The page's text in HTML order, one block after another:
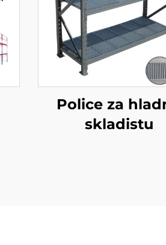
Police za
skladistu